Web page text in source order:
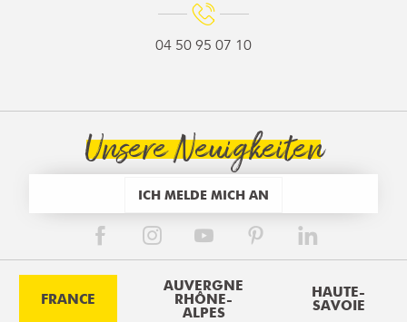
04 50 95 07 10
Unsere Neuigkeiten
ICH MELDE MICH AN
FRANCE
AUVERGNE
RHÔNE-
ALPES
HAUTE-
SAVOIE